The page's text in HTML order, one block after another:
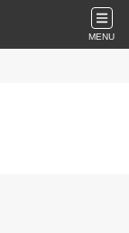
MENU